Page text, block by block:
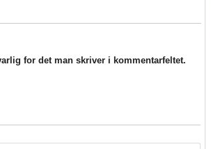
for det man skriver i kommentarfeltet.